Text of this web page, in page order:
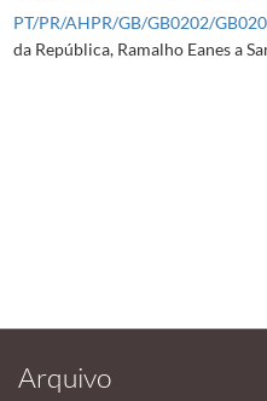
PT/PR/AHPR/GB/GB0202/
da República, Ramalho Eanes a
Arquivo